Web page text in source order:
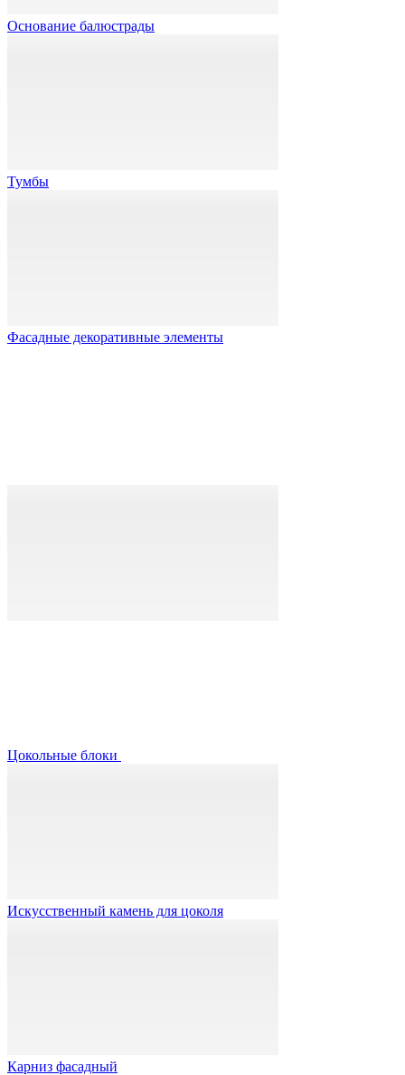
Основание балюстрады
Тумбы
Фасадные декоративные элементы
Цокольные блоки
Искусственный камень для цоколя
Карниз фасадный